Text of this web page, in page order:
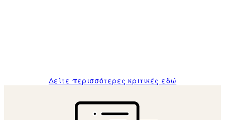
Δείτε περισσότερες κριτικές εδώ